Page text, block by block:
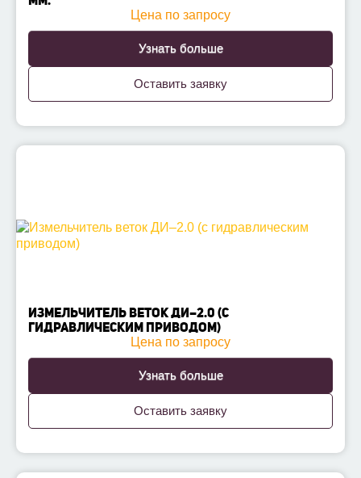
Цена по запросу
Узнать больше
Оставить заявку
ИЗМЕЛЬЧИТЕЛЬ ВЕТОК ДИ–2.0 (С
ГИДРАВЛИЧЕСКИМ ПРИВОДОМ)
Цена по запросу
Узнать больше
Оставить заявку